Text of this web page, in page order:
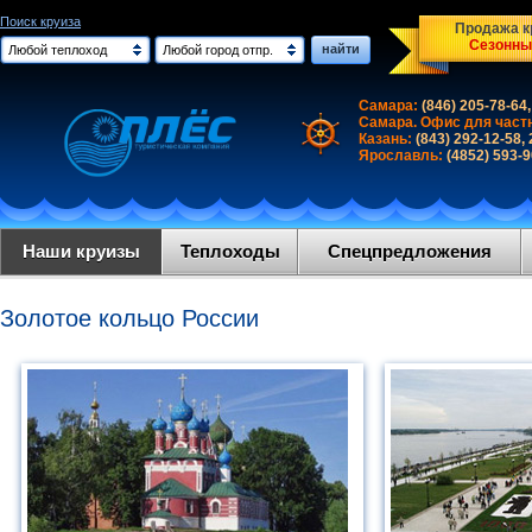
Поиск круиза
Любой теплоход
Любой город отпр. найти
Продажа
Самара: (846) 205-78-
Самара. Офис для
Казань: (843) 292-12-58,
Ярославль: (4852) 593-
Наши круизы Теплоходы Спецпредложения
Золотое кольцо России